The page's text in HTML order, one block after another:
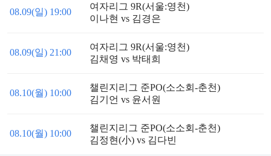
08.09(일) 19:00
여자리그 9R(서울:영천)
이나현 vs 김경은
08.09(일) 21:00
여자리그 9R(서울:영천)
김채영 vs 박태희
08.10(월) 10:00
챌린지리그 준PO(소소회-춘천)
김기언 vs 윤서원
08.10(월) 10:00
챌린지리그 준PO(소소회-춘천)
김정현(小) vs 김다빈